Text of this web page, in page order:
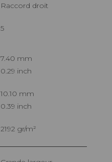
Raccord droit
5
7.40 mm
0.29 inch
10.10 mm
0.39 inch
2192 gr/m²